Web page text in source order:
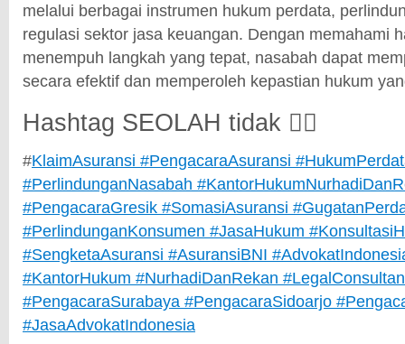
melalui berbagai instrumen hukum perdata,
regulasi sektor jasa keuangan. Dengan memahami
menempuh langkah yang tepat, nasabah dapat
secara efektif dan memperoleh kepastian hukum
Hashtag SEOLAH tidak 🙂‍↔️
#KlaimAsuransi #PengacaraAsuransi
#PerlindunganNasabah
#PengacaraGresik #SomasiAsuransi
#PerlindunganKonsumen #JasaHukum
#SengketaAsuransi #AsuransiBNI
#KantorHukum #NurhadiDanRekan
#PengacaraSurabaya #PengacaraSidoarjo
#JasaAdvokatIndonesia